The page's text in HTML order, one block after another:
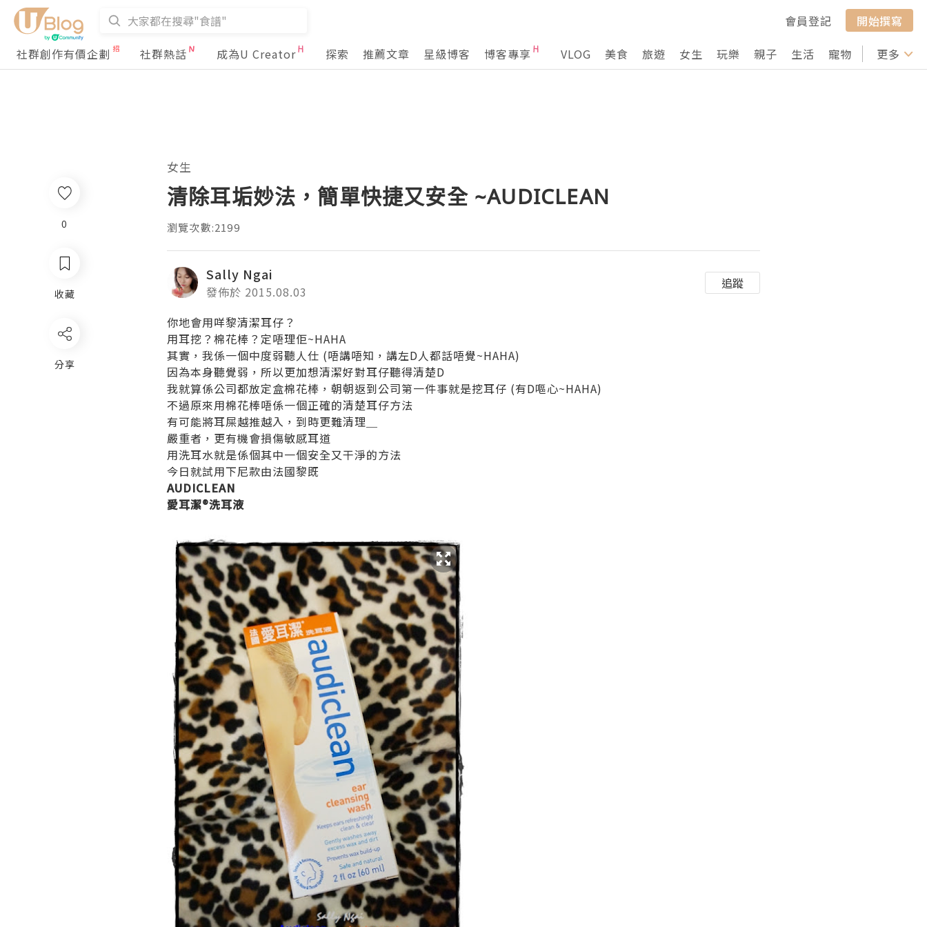
會員登記
開始撰寫
社群創作有價企劃
社群熱話 成為U Creator 探索 推薦文章 星級博客 博客專享 VLOG 美食 旅遊 女生 玩樂 親子 生活 寵物 行山 打卡
更多
0
收藏
分享
女生
清除耳垢妙法，簡單快捷又安全 ~AUDICLEAN
瀏覽次數:2199
Sally Ngai
發佈於 2015.08.03
追蹤
你地會用咩黎清潔耳仔？
用耳挖？棉花棒？定唔理佢~HAHA
其實，我係一個中度弱聽人仕 (唔講唔知，講左D人都話唔覺~HAHA)
因為本身聽覺弱，所以更加想清潔好對耳仔聽得清楚D
我就算係公司都放定盒棉花棒，朝朝返到公司第一件事就是挖耳仔 (有D嘔心~HAHA)
不過原來用棉花棒唔係一個正確的清楚耳仔方法
有可能將耳屎越推越入，到時更難清理＿
嚴重者，更有機會損傷敏感耳道
用洗耳水就是係個其中一個安全又干淨的方法
今日就試用下尼款由法國黎既
AUDICLEAN
愛耳潔®洗耳液